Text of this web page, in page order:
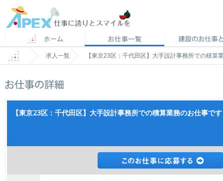
求人一覧 【東京23区：千代田区】大手設計事務所での積算
【東京23区：千代田区】大手設計事務所での積算業務のお仕事で